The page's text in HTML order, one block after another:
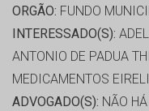
ORGÃO: FUNDO
INTERESSADO(S):
ANTONIO DE PADUA
MEDICAMENTOS EIRELI
ADVOGADO(S): NÃO HÁ